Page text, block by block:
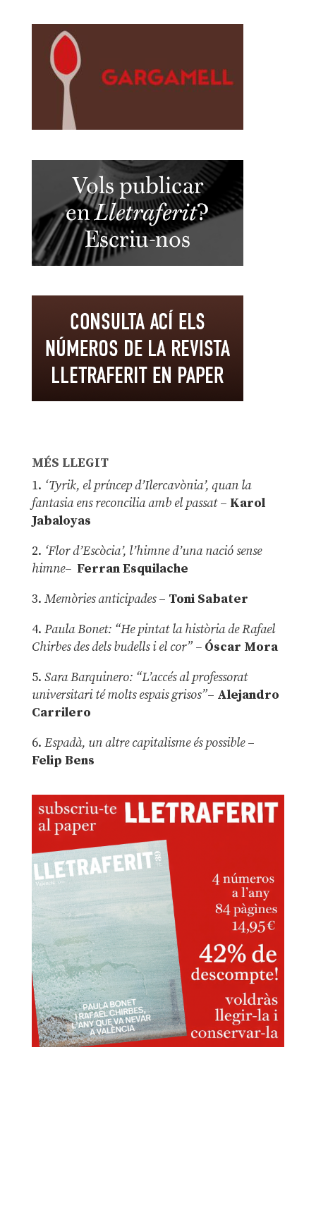
MÉS LLEGIT
1. ‘Tyrik, el príncep d’Ilercavònia’, quan la
fantasia ens reconcilia amb el passat– Karol
Jabaloyas
2. ‘Flor d’Escòcia’, l’himne d’una nació sense
himne– Ferran Esquilache
3. Memòries anticipades– Toni Sabater
4. Paula Bonet: “He pintat la història de Rafael
Chirbes des dels budells i el cor” –Óscar Mora
5. Sara Barquinero: “L’accés al professorat
universitari té molts espais grisos”– Alejandro
Carrilero
6. Espadà, un altre capitalisme és possible –
Felip Bens